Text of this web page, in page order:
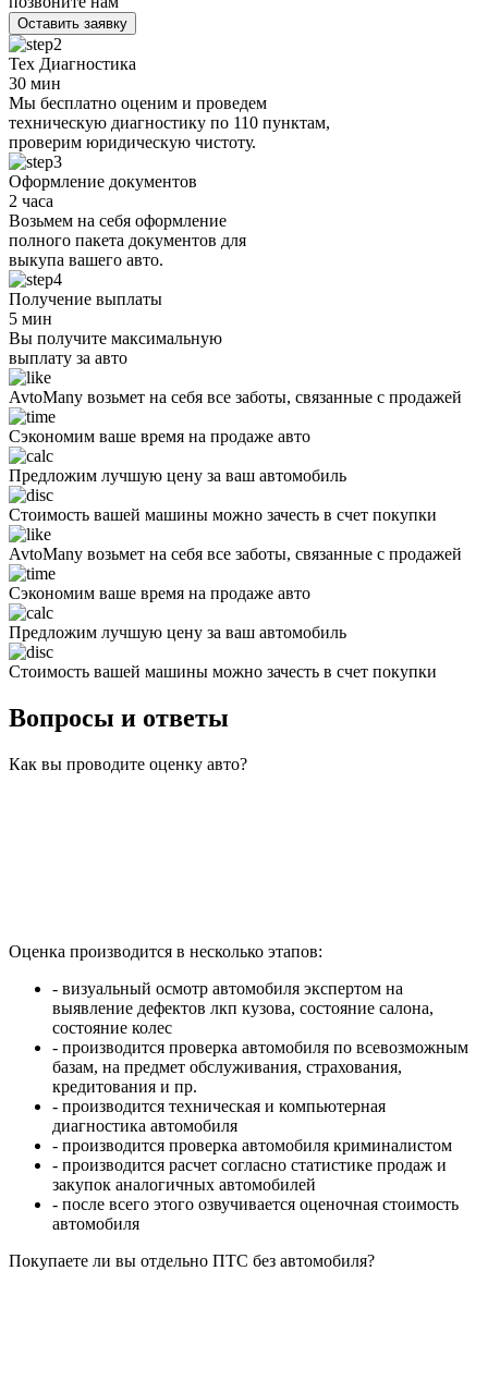
Оставить заявку
Тех Диагностика
30 мин
Мы бесплатно оценим и проведем
техническую диагностику по 110 пунктам,
проверим юридическую чистоту.
Оформление документов
2 часа
Возьмем на себя оформление
полного пакета документов для
выкупа вашего авто.
Получение выплаты
5 мин
Вы получите максимальную
выплату за авто
AvtoMany возьмет на себя все заботы, связанные с продажей
Сэкономим ваше время на продаже авто
Предложим лучшую цену за ваш автомобиль
Стоимость вашей машины можно зачесть в счет покупки
AvtoMany возьмет на себя все заботы, связанные с продажей
Сэкономим ваше время на продаже авто
Предложим лучшую цену за ваш автомобиль
Стоимость вашей машины можно зачесть в счет покупки
Вопросы и ответы
Как вы проводите оценку авто?
Оценка производится в несколько этапов:
- визуальный осмотр автомобиля экспертом на
выявление дефектов лкп кузова, состояние салона,
состояние колес
- производится проверка автомобиля по всевозможным
базам, на предмет обслуживания, страхования,
кредитования и пр.
- производится техническая и компьютерная
диагностика автомобиля
- производится проверка автомобиля криминалистом
- производится расчет согласно статистике продаж и
закупок аналогичных автомобилей
- после всего этого озвучивается оценочная стоимость
автомобиля
Покупаете ли вы отдельно ПТС без автомобиля?